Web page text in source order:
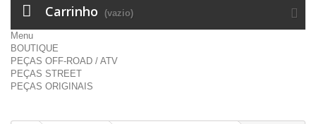
Carrinho (vazio)
Menu
BOUTIQUE
PEÇAS OFF-ROAD / ATV
PEÇAS STREET
PEÇAS ORIGINAIS